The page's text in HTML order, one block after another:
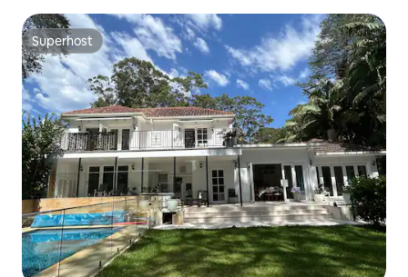
Superhost
Superhost